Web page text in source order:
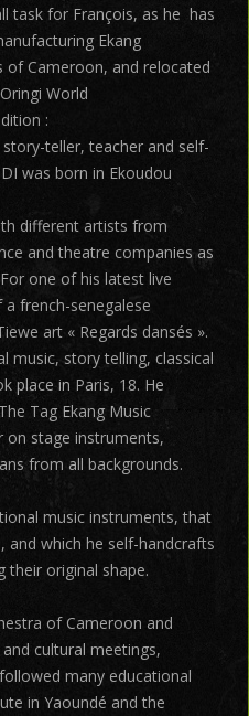
task for François, as he has
Ekang
of Cameroon, and relocated
World
:
teller, teacher and self-
was born in Ekoudou
different artists from
and theatre companies as
one of his latest live
french-senegalese
art « Regards dansés ».
music, story telling, classical
place in Paris, 18. He
Tag Ekang Music
on stage instruments,
from all backgrounds.
music instruments, that
which he self-handcrafts
their original shape.
of Cameroon and
cultural meetings,
many educational
in Yaoundé and the